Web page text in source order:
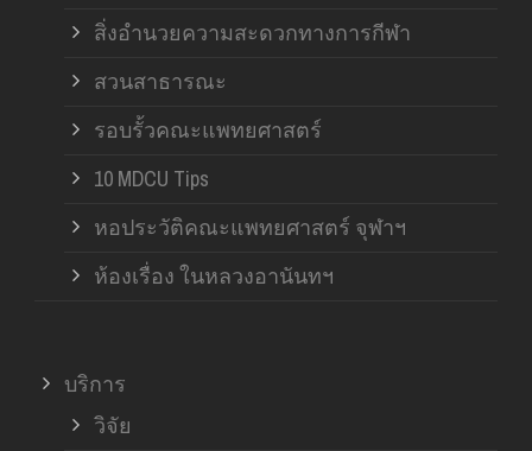
สิ่งอำนวยความสะดวกทางการกีฬา
สวนสาธารณะ
รอบรั้วคณะแพทยศาสตร์
10 MDCU Tips
หอประวัติคณะแพทยศาสตร์ จุฬาฯ
ห้องเรื่อง ในหลวงอานันทฯ
บริการ
วิจัย